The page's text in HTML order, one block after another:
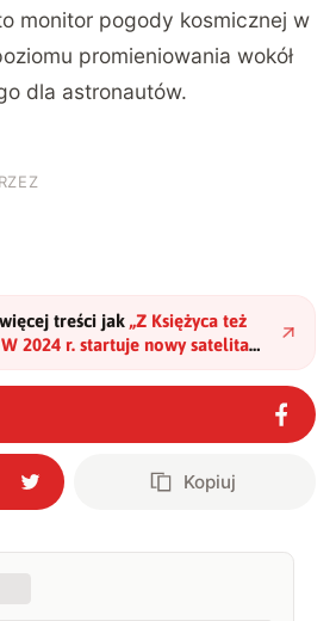
monitor pogody kosmicznej w
promieniowania wokół
dla astronautów.
treści jak „Z Księżyca też
2024 r. startuje nowy satelita
"?
Kopiuj